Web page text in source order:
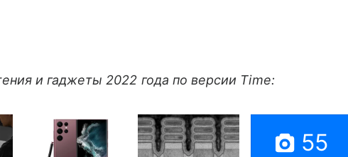
и гаджеты 2022 года по версии Time:
55